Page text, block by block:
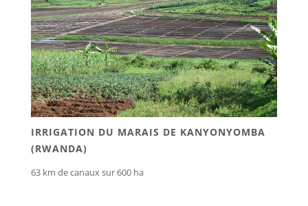
IRRIGATION DU MARAIS DE KANYONYOMBA
(RWANDA)
63 km de canaux sur 600 ha